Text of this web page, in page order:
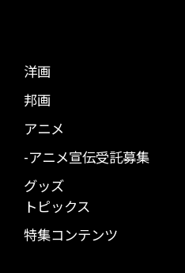
洋画
邦画
アニメ
-アニメ宣伝受託募集
グッズ
トピックス
特集コンテンツ